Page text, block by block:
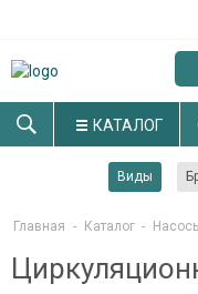
КАТАЛОГ
Виды
Главная - Каталог -